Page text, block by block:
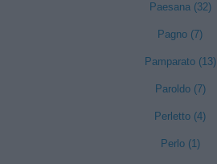
Paesana (32)
Pagno (7)
Pamparato (13)
Paroldo (7)
Perletto (4)
Perlo (1)